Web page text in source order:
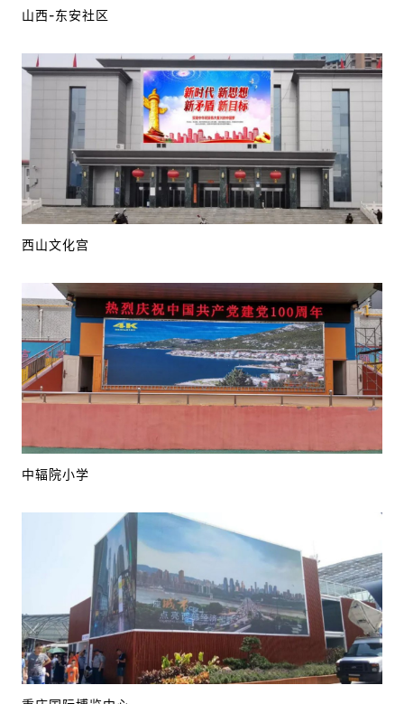
山西-东安社区
西山文化宫
中辐院小学